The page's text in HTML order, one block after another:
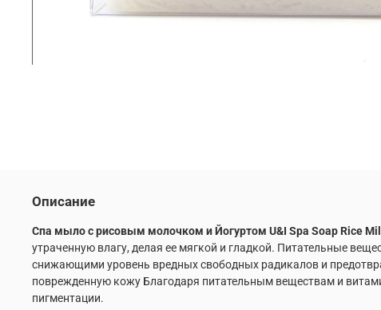
Описание
Спа мыло с рисовым молочком и Йогуртом U&I Spa Soap Rice
утраченную влагу, делая ее мягкой и гладкой. Питательные
снижающими уровень вредных свободных радикалов и
поврежденную кожу Благодаря питательным веществам и
пигментации.